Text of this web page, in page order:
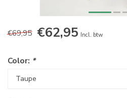
€69,95 €62,95 Incl. btw
Color: *